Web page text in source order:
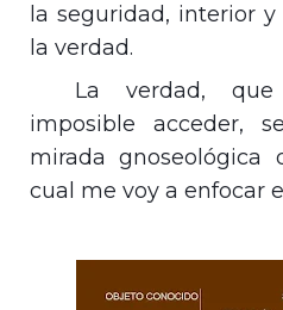
la seguridad, interior
la verdad.
La verdad,
imposible acceder,
mirada
cual me voy a enfocar